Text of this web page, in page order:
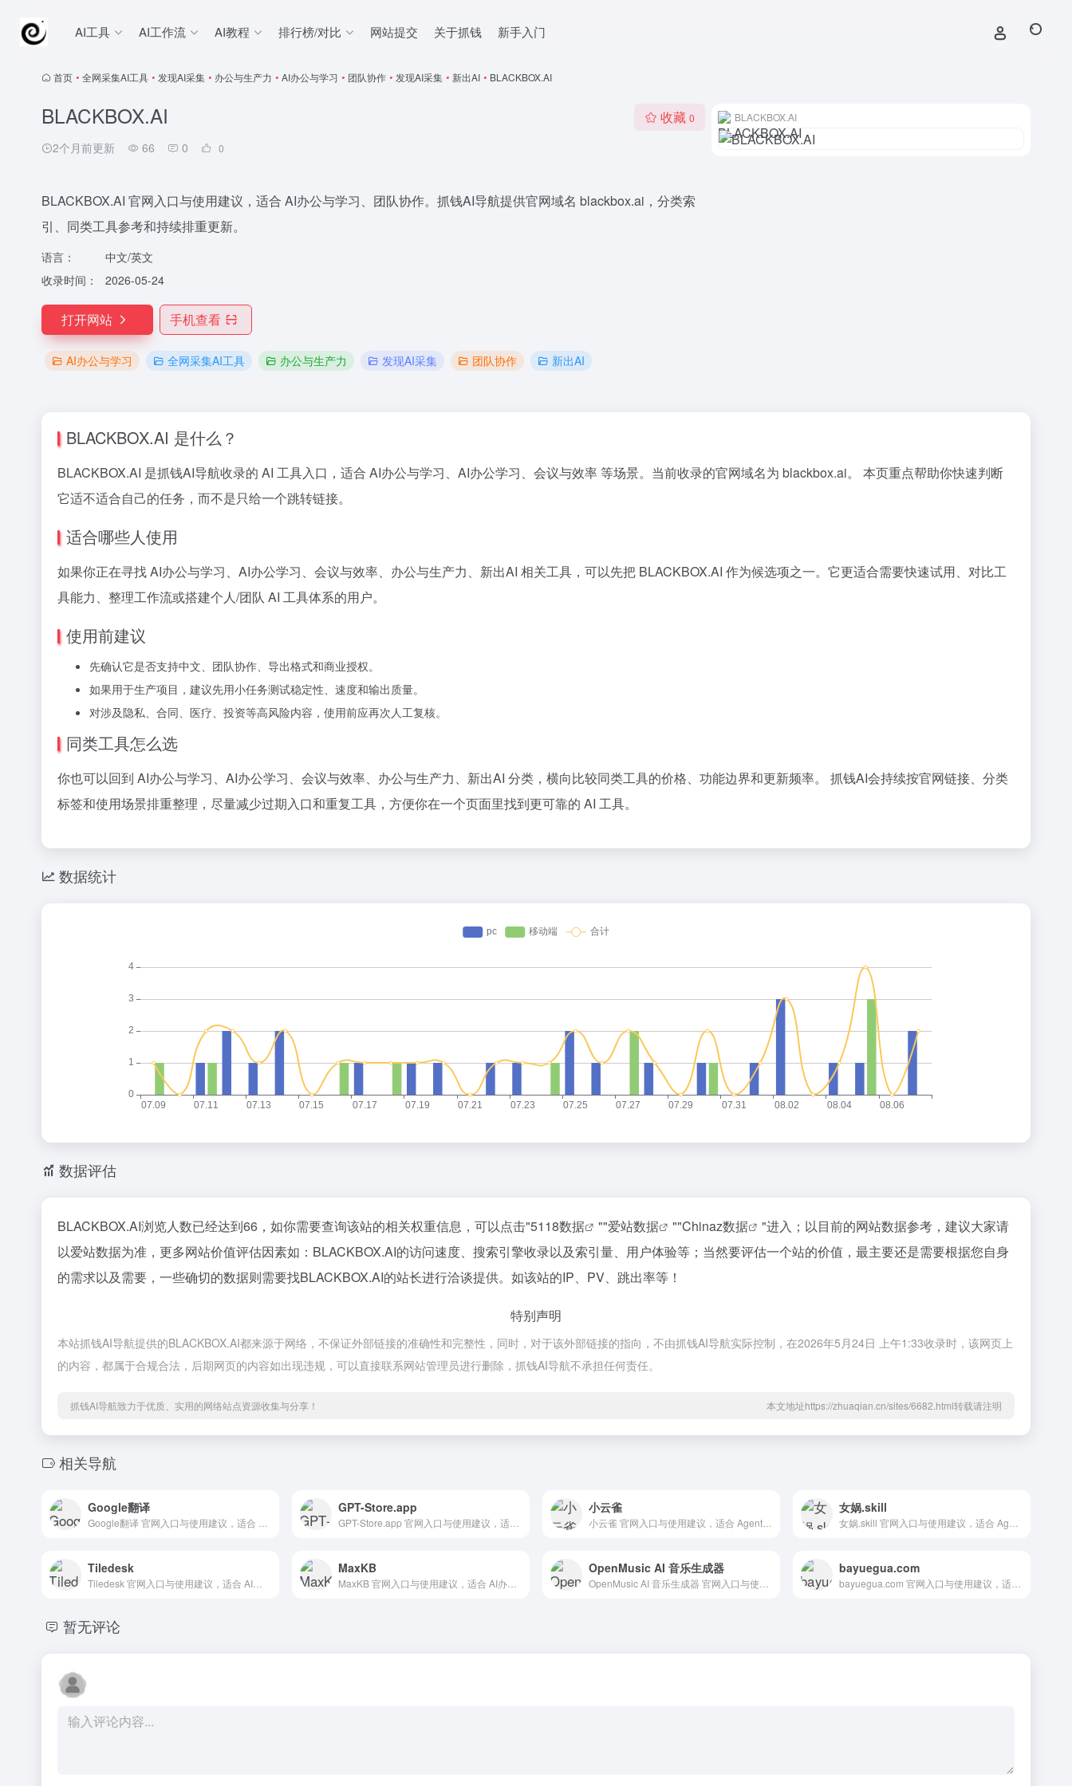
AI工具 AI工作流 AI教程 排行榜/对比 网站提交 关于抓钱 新手入门
首页 • 全网采集AI工具 • 发现AI采集 • 办公与生产力 • AI办公与学习 • 团队协作 • 发现AI采集 • 新出AI • BLACKBOX.AI
BLACKBOX.AI
2个月前更新 66 0 0
收藏 0
BLACKBOX.AI 官网入口与使用建议，适合 AI办公与学习、团队协作。抓钱AI导航提供官网域名 blackbox.ai，分类索
引、同类工具参考和持续排重更新。
语言：
中文/英文
收录时间：
2026-05-24
打开网站 手机查看
AI办公与学习 全网采集AI工具 办公与生产力 发现AI采集 团队协作 新出AI
BLACKBOX.AI
BLACKBOX.AI 是什么？
BLACKBOX.AI 是抓钱AI导航收录的 AI 工具入口，适合 AI办公与学习、AI办公学习、会议与效率 等场景。当前收录的官网域名为 blackbox.ai。 本页重点帮助你快速判断
它适不适合自己的任务，而不是只给一个跳转链接。
适合哪些人使用
如果你正在寻找 AI办公与学习、AI办公学习、会议与效率、办公与生产力、新出AI 相关工具，可以先把 BLACKBOX.AI 作为候选项之一。它更适合需要快速试用、对比工
具能力、整理工作流或搭建个人/团队 AI 工具体系的用户。
使用前建议
先确认它是否支持中文、团队协作、导出格式和商业授权。
如果用于生产项目，建议先用小任务测试稳定性、速度和输出质量。
对涉及隐私、合同、医疗、投资等高风险内容，使用前应再次人工复核。
同类工具怎么选
你也可以回到 AI办公与学习、AI办公学习、会议与效率、办公与生产力、新出AI 分类，横向比较同类工具的价格、功能边界和更新频率。 抓钱AI会持续按官网链接、分类
标签和使用场景排重整理，尽量减少过期入口和重复工具，方便你在一个页面里找到更可靠的 AI 工具。
数据统计
数据评估
BLACKBOX.AI浏览人数已经达到66，如你需要查询该站的相关权重信息，可以点击"5118数据 ""爱站数据 ""Chinaz数据
"进入；以目前的网站数据参考，建议大家请
以爱站数据为准，更多网站价值评估因素如：BLACKBOX.AI的访问速度、搜索引擎收录以及索引量、用户体验等；当然要评估一个站的价值，最主要还是需要根据您自身
的需求以及需要，一些确切的数据则需要找BLACKBOX.AI的站长进行洽谈提供。如该站的IP、PV、跳出率等！
特别声明
本站抓钱AI导航提供的BLACKBOX.AI都来源于网络，不保证外部链接的准确性和完整性，同时，对于该外部链接的指向，不由抓钱AI导航实际控制，在2026年5月24日 上午1:33收录时，该网页上
的内容，都属于合规合法，后期网页的内容如出现违规，可以直接联系网站管理员进行删除，抓钱AI导航不承担任何责任。
抓钱AI导航致力于优质、实用的网络站点资源收集与分享！ 本文地址https://zhuaqian.cn/sites/6682.html转载请注明
相关导航
Google翻译 GPT-Store.app 小云雀 女娲.skill
Tiledesk MaxKB OpenMusic AI 音乐生成器 bayuegua.com
暂无评论